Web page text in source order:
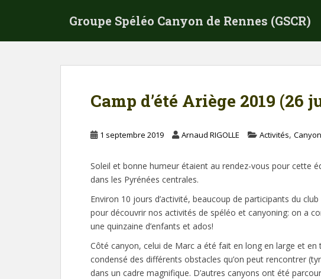
Groupe Spéléo Canyon de Rennes (GSCR)
Camp d’été Ariège 2019 (26
1 septembre 2019 Arnaud RIGOLLE Activités, Canyon
Soleil et bonne humeur étaient au rendez-vous pour cette
dans les Pyrénées centrales.
Environ 10 jours d’activité, beaucoup de participants du
pour découvrir nos activités de spéléo et canyoning: on a
une quinzaine d’enfants et ados!
Côté canyon, celui de Marc a été fait en long en large et en
condensé des différents obstacles qu’on peut rencontrer
dans un cadre magnifique. D’autres canyons ont été